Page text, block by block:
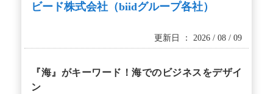
ビード株式会社（biidグループ各社）
更新日 ： 2026 / 08 / 09
『海』がキーワード！海でのビジネスをデザイ
ン